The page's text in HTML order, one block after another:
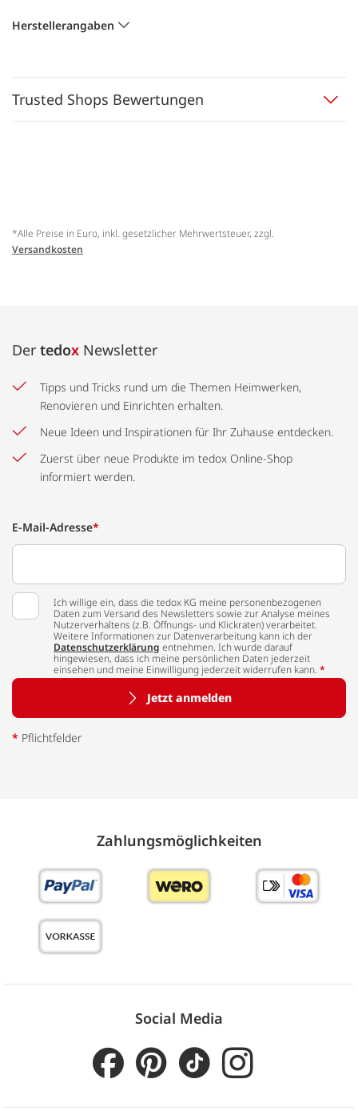
Herstellerangaben
Trusted Shops Bewertungen
*Alle Preise in Euro, inkl. gesetzlicher Mehrwertsteuer, zzgl.
Versandkosten
Der tedox Newsletter
Tipps und Tricks rund um die Themen Heimwerken,
Renovieren und Einrichten erhalten.
Neue Ideen und Inspirationen für Ihr Zuhause entdecken.
Zuerst über neue Produkte im tedox Online-Shop
informiert werden.
E-Mail-Adresse*
Ich willige ein, dass die tedox KG meine personenbezogenen
Daten zum Versand des Newsletters sowie zur Analyse meines
Nutzerverhaltens (z.B. Öffnungs- und Klickraten) verarbeitet.
Weitere Informationen zur Datenverarbeitung kann ich der
Datenschutzerklärung entnehmen. Ich wurde darauf
hingewiesen, dass ich meine persönlichen Daten jederzeit
einsehen und meine Einwilligung jederzeit widerrufen kann. *
Jetzt anmelden
* Pflichtfelder
Zahlungs­möglich­keiten
Social Media